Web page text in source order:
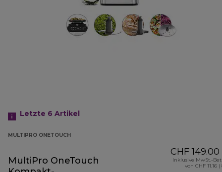
Letzte 6 Artikel
MULTIPRO ONETOUCH
MultiPro OneTouch
CHF 149.00
Inklusive MwSt.-
von CHF 11.16 (